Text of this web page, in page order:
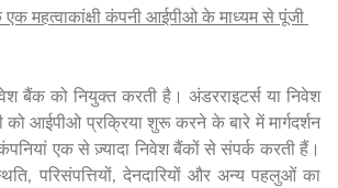
महत्वाकांक्षी कंपनी आईपीओ के माध्यम से पूंजी
बैंक को नियुक्त करती है। अंडरराइटर्स या निवेश
आईपीओ प्रक्रिया शुरू करने के बारे में मार्गदर्शन
एक से ज़्यादा निवेश बैंकों से संपर्क करती हैं।
परिसंपत्तियों, देनदारियों और अन्य पहलुओं का